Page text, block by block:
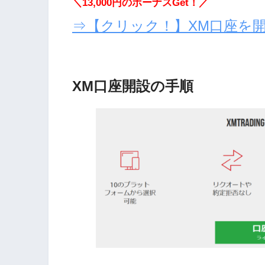
＼13,000円のボーナスGet！／
⇒【クリック！】XM口座を
XM口座開設の手順